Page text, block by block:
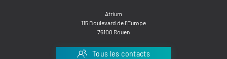
Atrium
115 Boulevard de l'Europe
76100 Rouen
Tous les contacts